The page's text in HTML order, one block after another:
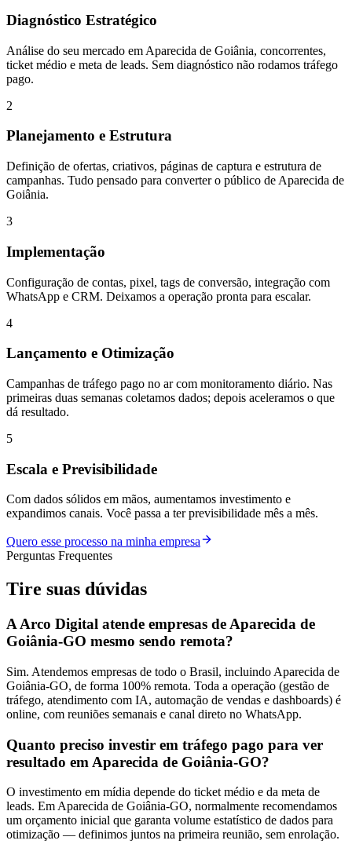
Diagnóstico Estratégico
Análise do seu mercado em Aparecida de Goiânia, concorrentes,
ticket médio e meta de leads. Sem diagnóstico não rodamos tráfego
pago.
2
Planejamento e Estrutura
Definição de ofertas, criativos, páginas de captura e estrutura de
campanhas. Tudo pensado para converter o público de Aparecida de
Goiânia.
3
Implementação
Configuração de contas, pixel, tags de conversão, integração com
WhatsApp e CRM. Deixamos a operação pronta para escalar.
4
Lançamento e Otimização
Campanhas de tráfego pago no ar com monitoramento diário. Nas
primeiras duas semanas coletamos dados; depois aceleramos o que
dá resultado.
5
Escala e Previsibilidade
Com dados sólidos em mãos, aumentamos investimento e
expandimos canais. Você passa a ter previsibilidade mês a mês.
Quero esse processo na minha empresa
Perguntas Frequentes
Tire suas dúvidas
A Arco Digital atende empresas de Aparecida de
Goiânia-GO mesmo sendo remota?
Sim. Atendemos empresas de todo o Brasil, incluindo Aparecida de
Goiânia-GO, de forma 100% remota. Toda a operação (gestão de
tráfego, atendimento com IA, automação de vendas e dashboards) é
online, com reuniões semanais e canal direto no WhatsApp.
Quanto preciso investir em tráfego pago para ver
resultado em Aparecida de Goiânia-GO?
O investimento em mídia depende do ticket médio e da meta de
leads. Em Aparecida de Goiânia-GO, normalmente recomendamos
um orçamento inicial que garanta volume estatístico de dados para
otimização — definimos juntos na primeira reunião, sem enrolação.